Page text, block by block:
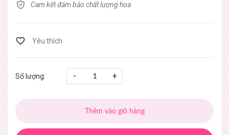
Cam kết đảm bảo chất lượng hoa
Số lượng: - +
Thêm vào giỏ hàng